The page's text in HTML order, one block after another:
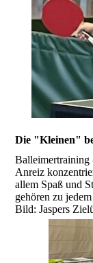
Die "Kleinen"
Balleimertraining
Anreiz
allem Spaß und
gehören zu
Bild: Jaspers